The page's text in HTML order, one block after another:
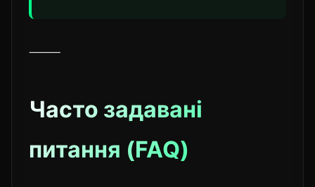
⸻
Часто задавані
питання (FAQ)